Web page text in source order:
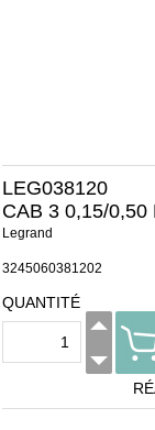
LEG038120
CAB 3 0,15/0,50
Legrand
3245060381202
QUANTITÉ